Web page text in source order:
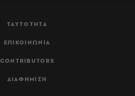
ΤΑΥΤΟΤΗΤΑ
ΕΠΙΚΟΙΝΩΝΙΑ
CONTRIBUTORS
ΔΙΑΦΗΜΙΣΗ